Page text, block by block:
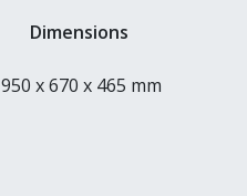
Dimensions
950 x 670 x 465 mm